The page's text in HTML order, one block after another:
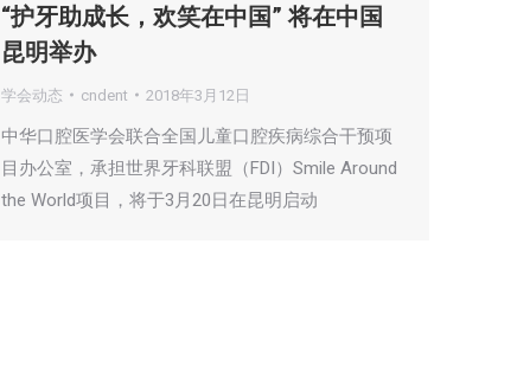
“护牙助成长，欢笑在中国” 将在中国
昆明举办
学会动态 cndent 2018年3月12日
中华口腔医学会联合全国儿童口腔疾病综合干预项
目办公室，承担世界牙科联盟（FDI）Smile Around
the World项目，将于3月20日在昆明启动